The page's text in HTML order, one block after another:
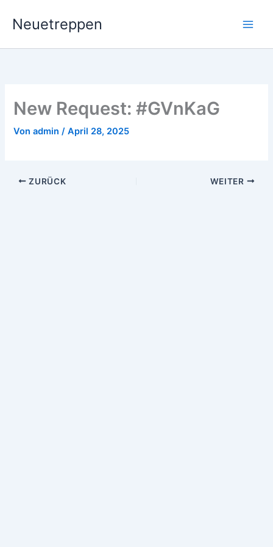
InhaltNeuetreppen
New Request: #GVnKaG
Vonadmin/April 28, 2025
ZURÜCK WEITER